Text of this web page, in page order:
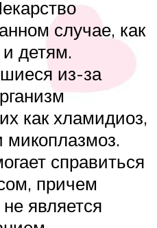
случае, как
детям.
из-за
как хламидиоз,
микоплазмоз.
справиться
причем
является